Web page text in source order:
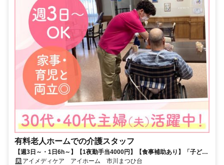
有料老人ホームでの介護スタッフ
【週3日～・1日6h～】【1夜勤手当4000円】【食事補助あり】「子ども
の予定と合わせたい」「ブランクがあるから少しずつ慣れたい」など、
アイメディケア アイホーム 市川まつひ台